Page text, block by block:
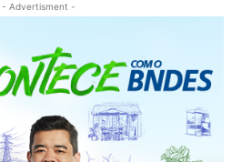
- Advertisment -